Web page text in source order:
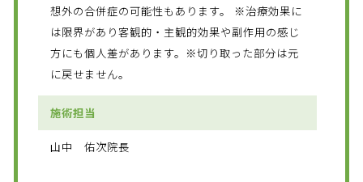
想外の合併症の可能性もあります。 ※治療効果に
は限界があり客観的・主観的効果や副作用の感じ
方にも個人差があります。※切り取った部分は元
に戻せません。
施術担当
山中 佑次院長